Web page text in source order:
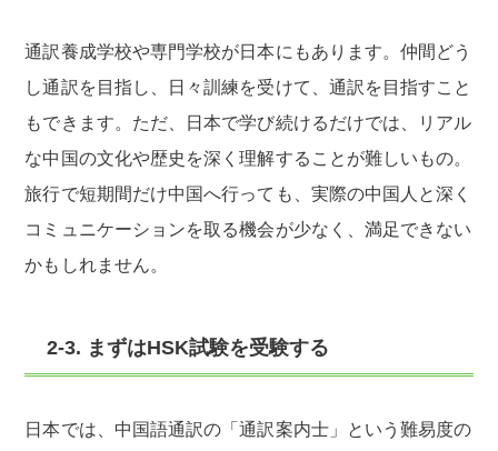
通訳養成学校や専門学校が日本にもあります。仲間どう
し通訳を目指し、日々訓練を受けて、通訳を目指すこと
もできます。ただ、日本で学び続けるだけでは、リアル
な中国の文化や歴史を深く理解することが難しいもの。
旅行で短期間だけ中国へ行っても、実際の中国人と深く
コミュニケーションを取る機会が少なく、満足できない
かもしれません。
2-3. まずはHSK試験を受験する
日本では、中国語通訳の「通訳案内士」という難易度の